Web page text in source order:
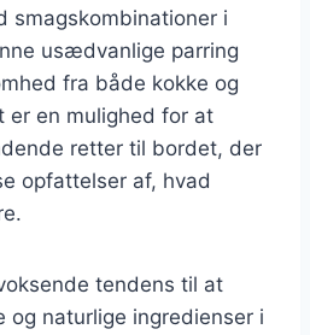
smagskombinationer i
usædvanlige parring
fra både kokke og
er en mulighed for at
retter til bordet, der
opfattelser af, hvad
tendens til at
og naturlige ingredienser i